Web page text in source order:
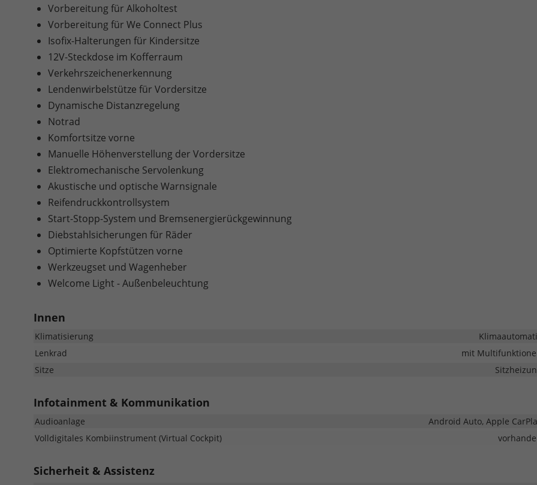
Vorbereitung für Alkoholtest
Vorbereitung für We Connect Plus
Isofix-Halterungen für Kindersitze
12V-Steckdose im Kofferraum
Verkehrszeichenerkennung
Lendenwirbelstütze für Vordersitze
Dynamische Distanzregelung
Notrad
Komfortsitze vorne
Manuelle Höhenverstellung der Vordersitze
Elektromechanische Servolenkung
Akustische und optische Warnsignale
Reifendruckkontrollsystem
Start-Stopp-System und Bremsenergierückgewinnung
Diebstahlsicherungen für Räder
Optimierte Kopfstützen vorne
Werkzeugset und Wagenheber
Welcome Light - Außenbeleuchtung
Innen
Klimatisierung
Lenkrad
mit
Sitze
Infotainment & Kommunikation
Audioanlage
Android Auto, Apple
Volldigitales Kombiinstrument (Virtual Cockpit)
Sicherheit & Assistenz